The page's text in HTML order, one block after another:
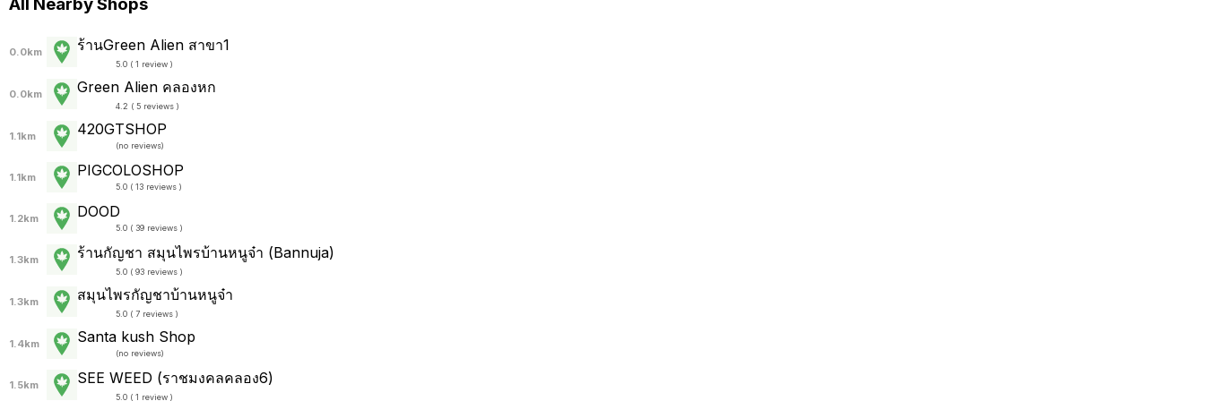
0.0km ร้านGreen Alien สาขา1
5.0 ( 1 review )
0.0km Green Alien คลองหก
4.2 ( 5 reviews )
1.1km 420GTSHOP
(no reviews)
1.1km PIGCOLOSHOP
5.0 ( 13 reviews )
1.2km DOOD
5.0 ( 39 reviews )
1.3km ร้านกัญชา สมุนไพรบ้านหนูจ๋า (Bannuja)
5.0 ( 93 reviews )
1.3km สมุนไพรกัญชาบ้านหนูจ๋า
5.0 ( 7 reviews )
1.4km Santa kush Shop
(no reviews)
1.5km SEE WEED (ราชมงคลคลอง6)
5.0 ( 1 review )